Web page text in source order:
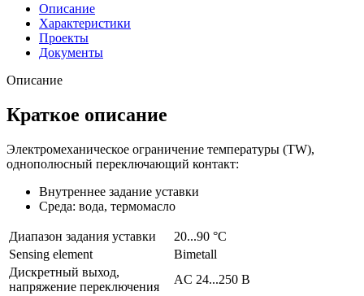
Описание
Характеристики
Проекты
Документы
Описание
Краткое описание
Электромеханическое ограничение температуры (TW),
однополюсный переключающий контакт:
Внутреннее задание уставки
Среда: вода, термомасло
Диапазон задания уставки
20...90 °C
Sensing element
Bimetall
Дискретный выход,
напряжение переключения
AC 24...250 В